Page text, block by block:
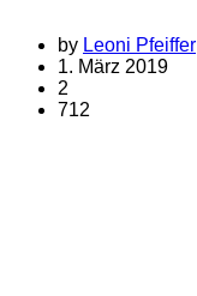
by Leoni Pfeiffer
1. März 2019
2
712